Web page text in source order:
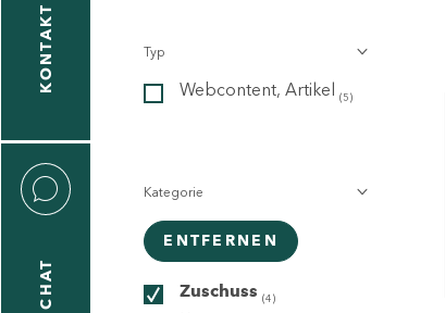
KONTAKT
CHAT
Typ
Webcontent, Artikel (5)
Kategorie
ENTFERNEN
Zuschuss (4)